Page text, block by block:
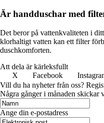
Är handduschar med
Det beror på vattenkvaliteten i
klorhaltigt vatten kan ett filter
duschkomforten.
Att dela är kärleksfullt
X
Facebook
Vill du ha nyheter från oss?
Några gånger i månaden skickar
Ange din e-postadress